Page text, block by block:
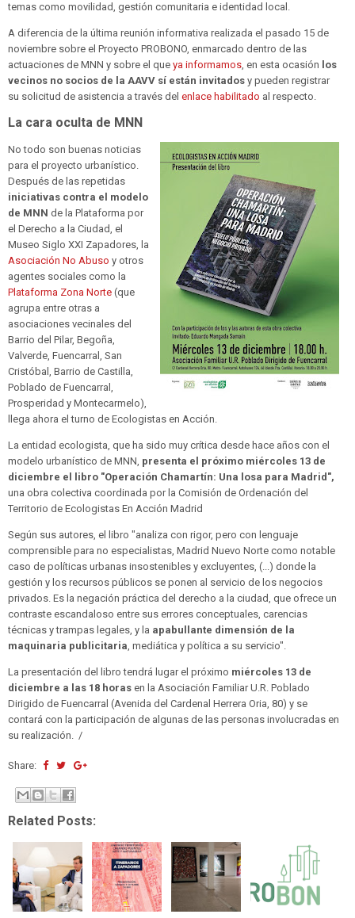
temas como movilidad, gestión comunitaria e identidad local.
A diferencia de la última reunión informativa realizada el pasado 15 de
noviembre sobre el Proyecto PROBONO, enmarcado dentro de las
actuaciones de MNN y sobre el que ya informamos, en esta ocasión los
vecinos no socios de la AAVV sí están invitados y pueden registrar
su solicitud de asistencia a través del enlace habilitado al respecto.
La cara oculta de MNN
No todo son buenas noticias
para el proyecto urbanístico.
Después de las repetidas
iniciativas contra el modelo
de MNN de la Plataforma por
el Derecho a la Ciudad, el
Museo Siglo XXI Zapadores, la
Asociación No Abuso y otros
agentes sociales como la
Plataforma Zona Norte (que
agrupa entre otras a
asociaciones vecinales del
Barrio del Pilar, Begoña,
Valverde, Fuencarral, San
Cristóbal, Barrio de Castilla,
Poblado de Fuencarral,
Prosperidad y Montecarmelo),
llega ahora el turno de Ecologistas en Acción.
La entidad ecologista, que ha sido muy crítica desde hace años con el
modelo urbanístico de MNN, presenta el próximo miércoles 13 de
diciembre el libro "Operación Chamartín: Una losa para Madrid",
una obra colectiva coordinada por la Comisión de Ordenación del
Territorio de Ecologistas En Acción Madrid
Según sus autores, el libro "analiza con rigor, pero con lenguaje
comprensible para no especialistas, Madrid Nuevo Norte como notable
caso de políticas urbanas insostenibles y excluyentes, (...) donde la
gestión y los recursos públicos se ponen al servicio de los negocios
privados. Es la negación práctica del derecho a la ciudad, que ofrece un
contraste escandaloso entre sus errores conceptuales, carencias
técnicas y trampas legales, y la apabullante dimensión de la
maquinaria publicitaria, mediática y política a su servicio".
La presentación del libro tendrá lugar el próximo miércoles 13 de
diciembre a las 18 horas en la Asociación Familiar U.R. Poblado
Dirigido de Fuencarral (Avenida del Cardenal Herrera Oria, 80) y se
contará con la participación de algunas de las personas involucradas en
su realización. /
Share:
Related Posts: